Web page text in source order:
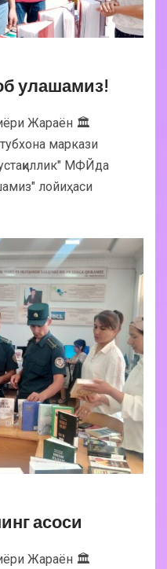
улашамиз!
Жараён 🏛
маркази
МФЙда
лойиҳаси
асоси
Жараён 🏛